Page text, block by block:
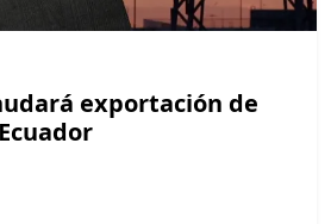
exportación de